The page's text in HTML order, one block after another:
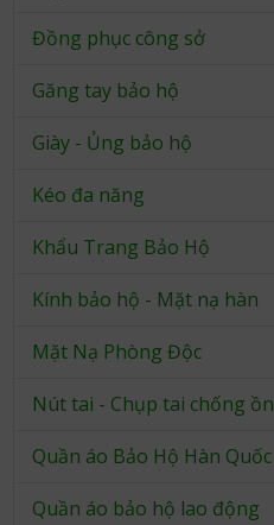
Đồng phục công sở
Găng tay bảo hộ
Giày - Ủng bảo hộ
Kéo đa năng
Khẩu Trang Bảo Hộ
Kính bảo hộ - Mặt nạ hàn
Mặt Nạ Phòng Độc
Nút tai - Chụp tai chống ồn
Quần áo Bảo Hộ Hàn Quốc
Quần áo bảo hộ lao động